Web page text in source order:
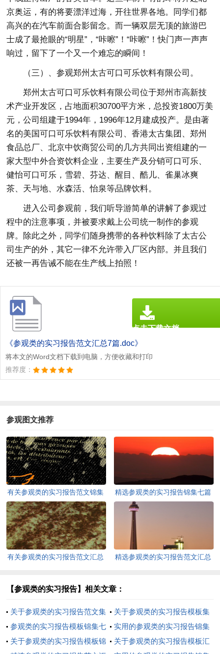
京奥运，有的将要漂洋过海，开往世界各地。同学们都
高兴的在汽车前面合影留念。而一辆双层无顶的旅游巴
士成了最抢眼的“明星”，“咔嚓”！“咔嚓”！快门声一声声
响过，留下了一个又一个难忘的瞬间！
（三）、参观郑州太古可口可乐饮料有限公司。
郑州太古可口可乐饮料有限公司位于郑州市高新技
术产业开发区，占地面积30700平方米，总投资1800万美
元，公司组建于1994年，1996年12月建成投产。是由著
名的美国可口可乐饮料有限公司、香港太古集团、郑州
食品总厂、北京中饮商贸公司的几方共同出资组建的一
家大型中外合资饮料企业，主要生产及分销可口可乐、
健怡可口可乐，雪碧、芬达、醒目、酷儿、雀巢冰爽
茶、天与地、水森活、怡泉等品牌饮料。
进入公司参观前，我们听导游简单的讲解了参观过
程中的注意事项，并被要求戴上公司统一制作的参观
牌。除此之外，同学们随身携带的各种饮料除了太古公
司生产的外，其它一律不允许带入厂区内部。并且我们
还被一再告诫不能在生产线上拍照！
《参观类的实习报告范文汇总7篇.doc》
将本文的Word文档下载到电脑，方便收藏和打印
推荐度：
点击下载文档
文档为doc格式
参观图文推荐
有关参观类的实习报告范文锦集
四篇
精选参观类的实习报告锦集七篇
有关参观类的实习报告范文汇总
精选参观类的实习报告范文汇总
【参观类的实习报告】相关文章：
关于参观类的实习报告范文集
锦6篇
关于参观类的实习报告模板集
锦七篇
参观类的实习报告模板锦集七
篇
实用的参观类的实习报告锦集
五篇
关于参观类的实习报告模板锦
关于参观类的实习报告模板汇